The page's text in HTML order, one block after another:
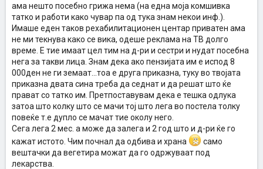
ама нешто посебно грижа нема (на една моја комшивка
татко и работи како чувар па од тука знам некои инф.).
Имаше еден таков рехабилитационен центар приватен ама
не ми текнува како се вика, одеше реклама на ТВ долго
време. Е тие имаат цел тим на д-ри и сестри и нудат посебна
нега за такви лица. Знам дека ако пензијата им е испод 8
000ден не ги земаат...тоа е друга приказна, туку во твојата
приказна двата сина треба да седнат и да решат што ќе
прават со татко им. Претпоставувам дека е тешка одлука
затоа што колку што се мачи тој што лега во постела толку
повеќе т.е дупло се мачат тие околу него.
Сега лега 2 мес. а може да залега и 2 год што и д-ри ќе го
кажат истото. Чим почнал да одбива и храна
само
вештачки да вегетира можат да го одржуваат под
лекарства.